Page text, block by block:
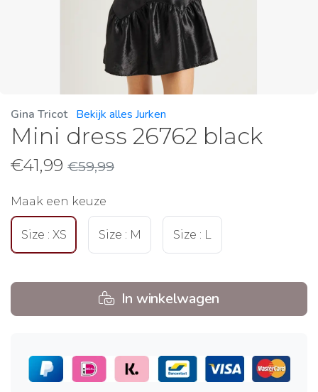
Gina Tricot Bekijk alles Jurken
Mini dress 26762 black
€41,99 €59,99
Maak een keuze
Size : XS Size : M Size : L
In winkelwagen